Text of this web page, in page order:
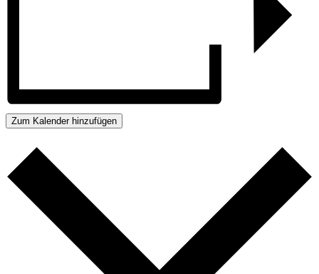
Zum Kalender hinzufügen